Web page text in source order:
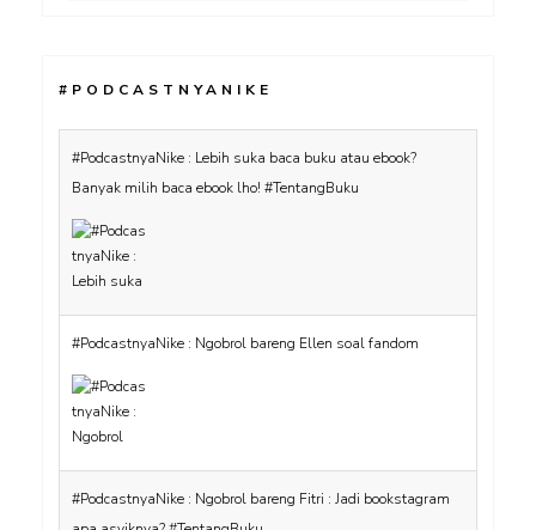
#PODCASTNYANIKE
#PodcastnyaNike : Lebih suka baca buku atau ebook?
Banyak milih baca ebook lho! #TentangBuku
#PodcastnyaNike : Ngobrol bareng Ellen soal fandom
#PodcastnyaNike : Ngobrol bareng Fitri : Jadi bookstagram
apa asyiknya? #TentangBuku